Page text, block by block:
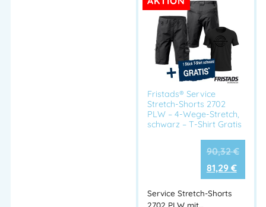
Fristads® Service
Stretch-Shorts 2702
PLW – 4-Wege-Stretch,
schwarz – T-Shirt Gratis
90,32€
81,29 €
Service Stretch-Shorts
2702 PLW mit…